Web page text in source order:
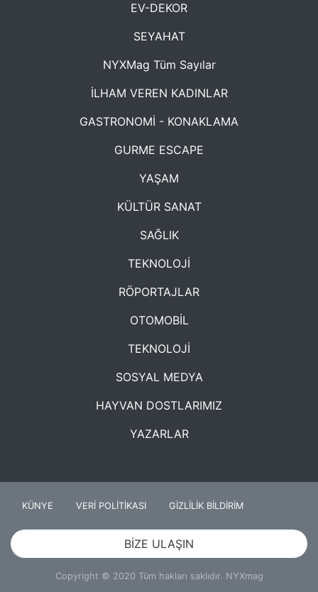
EV-DEKOR
SEYAHAT
NYXMag Tüm Sayılar
İLHAM VEREN KADINLAR
GASTRONOMİ - KONAKLAMA
GURME ESCAPE
YAŞAM
KÜLTÜR SANAT
SAĞLIK
TEKNOLOJİ
RÖPORTAJLAR
OTOMOBİL
TEKNOLOJİ
SOSYAL MEDYA
HAYVAN DOSTLARIMIZ
YAZARLAR
KÜNYE VERİ POLİTİKASI GİZLİLİK BİLDİRİM
BİZE ULAŞIN
Copyright © 2020 Tüm hakları saklıdır. NYXmag